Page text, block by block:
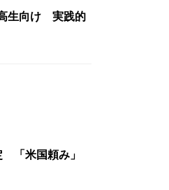
生向け 実践的
「米国頼み」